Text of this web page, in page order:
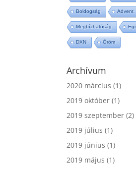
Boldogság Advent
Megbízhatóság
DXN Öröm
Archívum
2020 március (1)
2019 október (1)
2019 szeptember (2)
2019 július (1)
2019 június (1)
2019 május (1)